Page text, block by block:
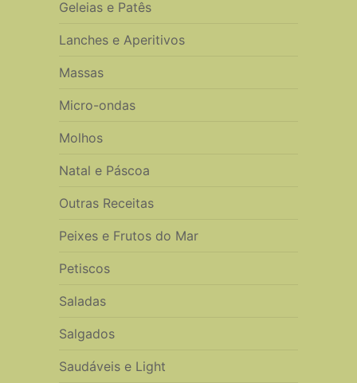
Geleias e Patês
Lanches e Aperitivos
Massas
Micro-ondas
Molhos
Natal e Páscoa
Outras Receitas
Peixes e Frutos do Mar
Petiscos
Saladas
Salgados
Saudáveis e Light